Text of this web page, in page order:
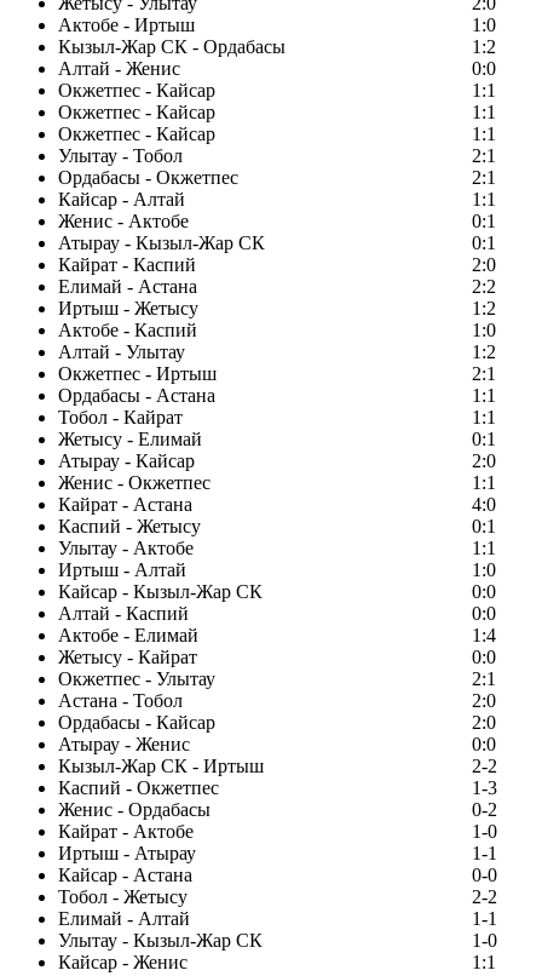
Актобе - Иртыш
1:0
Кызыл-Жар СК - Ордабасы
1:2
Алтай - Женис
0:0
Окжетпес - Кайсар
1:1
Окжетпес - Кайсар
1:1
Окжетпес - Кайсар
1:1
Улытау - Тобол
2:1
Ордабасы - Окжетпес
2:1
Кайсар - Алтай
1:1
Женис - Актобе
0:1
Атырау - Кызыл-Жар СК
0:1
Кайрат - Каспий
2:0
Елимай - Астана
2:2
Иртыш - Жетысу
1:2
Актобе - Каспий
1:0
Алтай - Улытау
1:2
Окжетпес - Иртыш
2:1
Ордабасы - Астана
1:1
Тобол - Кайрат
1:1
Жетысу - Елимай
0:1
Атырау - Кайсар
2:0
Женис - Окжетпес
1:1
Кайрат - Астана
4:0
Каспий - Жетысу
0:1
Улытау - Актобе
1:1
Иртыш - Алтай
1:0
Кайсар - Кызыл-Жар СК
0:0
Алтай - Каспий
0:0
Актобе - Елимай
1:4
Жетысу - Кайрат
0:0
Окжетпес - Улытау
2:1
Астана - Тобол
2:0
Ордабасы - Кайсар
2:0
Атырау - Женис
0:0
Кызыл-Жар СК - Иртыш
2-2
Каспий - Окжетпес
1-3
Женис - Ордабасы
0-2
Кайрат - Актобе
1-0
Иртыш - Атырау
1-1
Кайсар - Астана
0-0
Тобол - Жетысу
2-2
Елимай - Алтай
1-1
Улытау - Кызыл-Жар СК
1-0
Кайсар - Женис
1:1